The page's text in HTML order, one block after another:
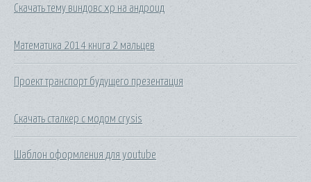
Скачать тему виндовс хр на андроид
Математика 2014 книга 2 мальцев
Проект транспорт будущего презентация
Скачать сталкер с модом crysis
Шаблон оформления для youtube